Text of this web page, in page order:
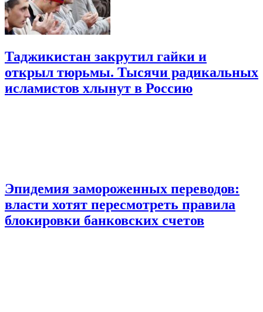
Таджикистан закрутил гайки и
открыл тюрьмы. Тысячи радикальных
исламистов хлынут в Россию
Эпидемия замороженных переводов:
власти хотят пересмотреть правила
блокировки банковских счетов